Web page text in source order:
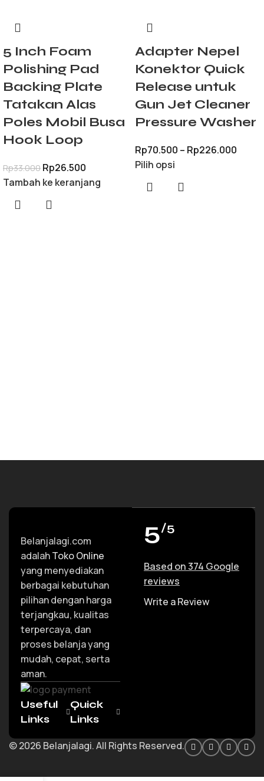
5 Inch Foam
Polishing Pad
Backing Plate
Tatakan Alas
Poles Mobil Busa
Hook Loop
Rp33.000 Rp26.500
Tambah ke keranjang
Adapter Nepel
Konektor Quick
Release untuk
Gun Jet Cleaner
Pressure Washer
Rp70.500 – Rp226.000
Pilih opsi
Belanjalagi.com
adalahToko Online
yang menyediakan
berbagai kebutuhan
pilihan dengan harga
terjangkau, kualitas
terpercaya, dan
proses belanja yang
mudah, cepat, serta
aman.
Useful
Links
Quick
Links
5/5
Based on 374 Google
reviews
Write a Review
© 2026 Belanjalagi. All Rights Reserved.